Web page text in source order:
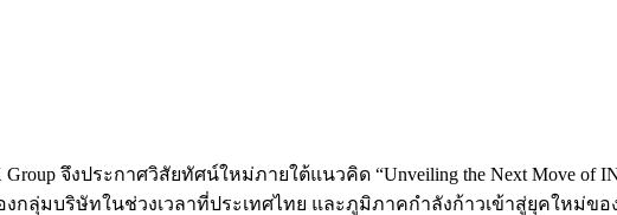
จึงประกาศวิสัยทัศน์ใหม่ภายใต้แนวคิด “Unveiling the Next Move
มบริษัทในช่วงเวลาที่ประเทศไทย และภูมิภาคกำลังก้าวเข้าสู่ยุคใหม่ของเ